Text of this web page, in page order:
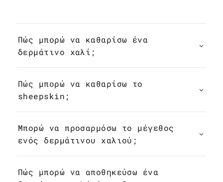
Πώς μπορώ να καθαρίσω ένα
δερμάτινο χαλί;
Πώς μπορώ να καθαρίσω το
sheepskin;
Μπορώ να προσαρμόσω το μέγεθος
ενός δερμάτινου χαλιού;
Πώς μπορώ να αποθηκεύσω ένα